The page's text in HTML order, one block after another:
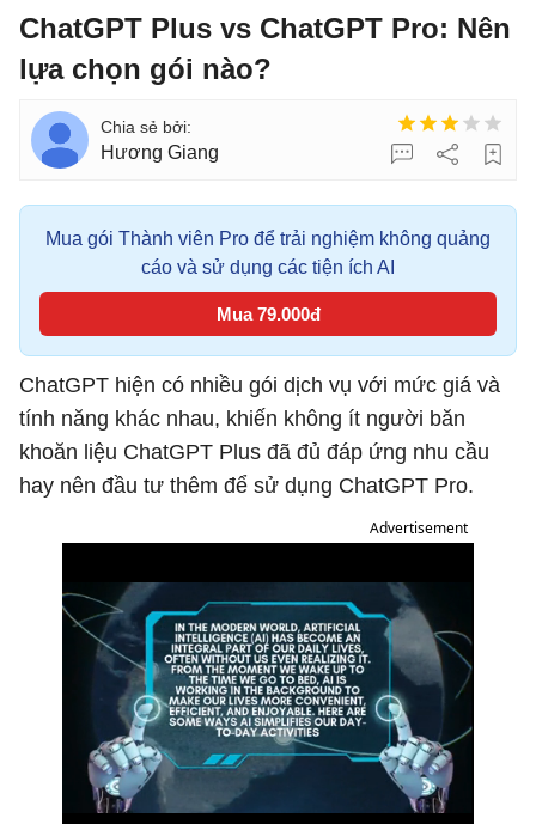
ChatGPT Plus vs ChatGPT Pro: Nên
lựa chọn gói nào?
Hương Giang
Mua gói Thành viên Pro để trải nghiệm không quảng
cáo và sử dụng các tiện ích AI
Mua 79.000đ
ChatGPT hiện có nhiều gói dịch vụ với mức giá và
tính năng khác nhau, khiến không ít người băn
khoăn liệu ChatGPT Plus đã đủ đáp ứng nhu cầu
hay nên đầu tư thêm để sử dụng ChatGPT Pro.
Advertisement